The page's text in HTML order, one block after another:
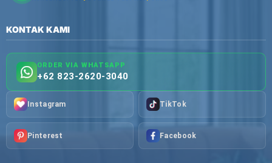
KONTAK KAMI
ORDER VIA WHATSAPP
+62 823-2620-3040
Instagram TikTok
Pinterest Facebook